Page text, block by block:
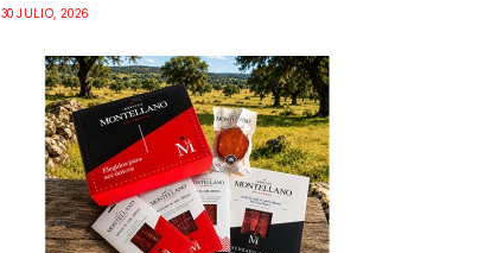
30 JULIO, 2026